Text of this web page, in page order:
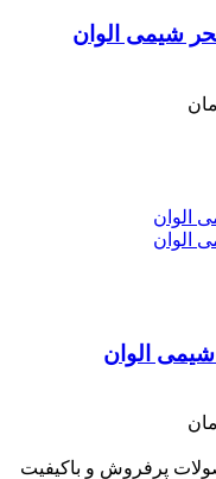
شیمی الوان
الوان
(کد ۸۰۱) از محصولات پرفروش و باکیفیت